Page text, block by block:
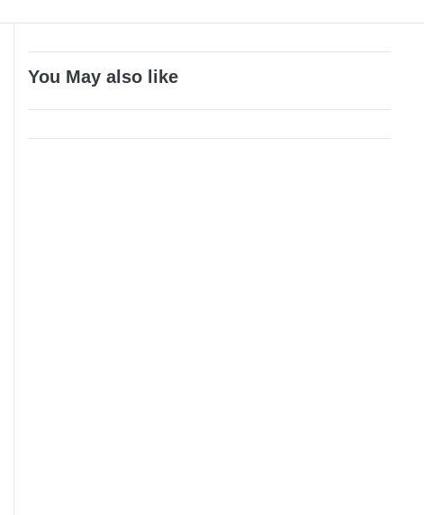
You May also like